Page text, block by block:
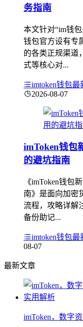
务指南
本文针对“im钱
钱包官方设有专
的各类正规渠道
式等核心对...
imtoken钱包
2026-08-07
imToken钱包
的避坑指南
《imToken钱包
南》是面向加密
流程，攻略详解
备份助记...
imtoken钱包
08-07
最新文章
imToken，数字